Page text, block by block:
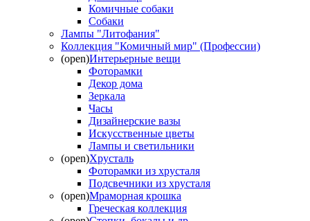
Комичные собаки
Собаки
Лампы "Литофания"
Коллекция "Комичный мир" (Профессии)
(open)Интерьерные вещи
Фоторамки
Декор дома
Зеркала
Часы
Дизайнерские вазы
Искусственные цветы
Лампы и светильники
(open)Хрусталь
Фоторамки из хрусталя
Подсвечники из хрусталя
(open)Мраморная крошка
Греческая коллекция